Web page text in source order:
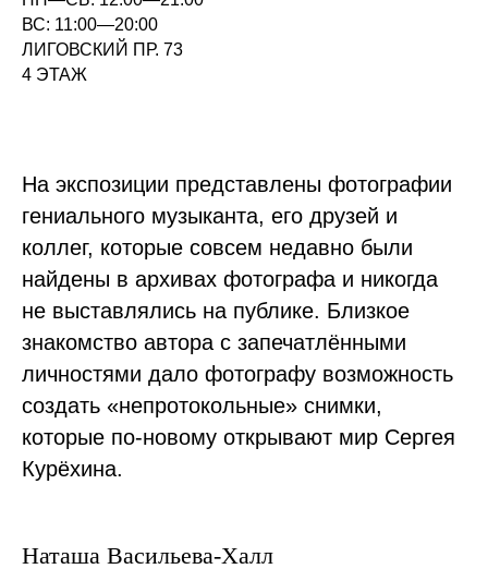
ВС: 11:00—20:00
ЛИГОВСКИЙ ПР. 73
4 ЭТАЖ
На экспозиции представлены фотографии
гениального музыканта, его друзей и
коллег, которые совсем недавно были
найдены в архивах фотографа и никогда
не выставлялись на публике. Близкое
знакомство автора с запечатлёнными
личностями дало фотографу возможность
создать «непротокольные» снимки,
которые по-новому открывают мир Сергея
Курёхина.
Наташа Васильева-Халл